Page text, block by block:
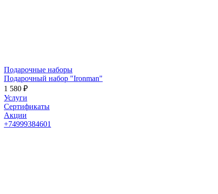
Подарочные наборы
Подарочный набор "Ironman"
1 580 ₽
Услуги
Сертификаты
Акции
+74999384601